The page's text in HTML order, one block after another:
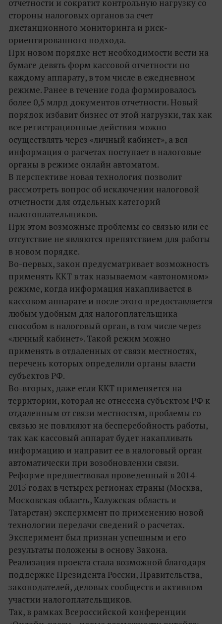
отчетности и сократит контрольную нагрузку со
стороны налоговых органов за счет
дистанционного мониторинга и риск-
ориентированного подхода.
При новом порядке нет необходимости вести на
бумаге девять форм кассовой отчетности по
каждому аппарату, в том числе в ежедневном
режиме. Ранее в течение года формировалось
более 0,5 млрд документов отчетности. Новый
порядок избавит бизнес от этой нагрузки, так как
все регистрационные действия можно
осуществлять через «личный кабинет», а вся
информация о расчетах поступает в налоговые
органы в режиме онлайн автоматом.
В перспективе новая технология позволит
рассмотреть вопрос об исключении налоговой
отчетности для отдельных категорий
налогоплательщиков.
При этом возможные проблемы со связью или ее
отсутствие не являются препятствием для работы
в новом порядке.
Во-первых, закон предусматривает возможность
применять ККТ в так называемом «автономном»
режиме, когда информация накапливается в
кассовом аппарате и после этого предоставляется
любым удобным для налогоплательщика
способом в налоговый орган, в том числе через
«личный кабинет». Такой режим можно
применять в отдаленных от связи местностях,
перечень которых определили органы власти
субъектов РФ.
Во-вторых, даже если ККТ применяется на
территории, которая не отнесена субъектом РФ к
отдаленным от связи местностям, проблемы со
связью не повлияют на бесперебойность работы,
так как кассовый аппарат будет накапливать
информацию и направит ее в налоговый орган
автоматически при возобновлении связи.
Реформе предшествовал проведенный в 2014-
2015 годах в четырех регионах страны (Москва,
Московская область, Калужская область и
Татарстан) эксперимент по применению новой
технологии передачи сведений о расчетах.
Эксперимент был признан успешным и его
результаты положены в основу Закона.
Реализация проекта стала возможной благодаря
поддержке Президента России, Правительства,
законодателей, деловых сообществ и активном
участии налогоплательщиков.
Так, в рамках Всероссийской конференции